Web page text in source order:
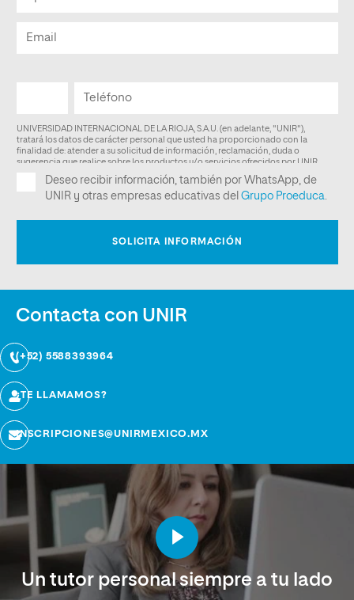
Contacta con UNIR
(+52) 5588393964
¿TE LLAMAMOS?
INSCRIPCIONES@UNIRMEXICO.MX
Un tutor personal siempre a tu lado